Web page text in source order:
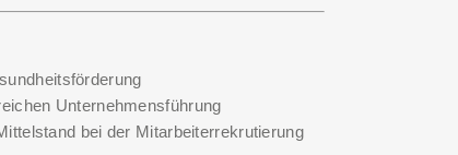
Unternehmensführung
bei der Mitarbeiterrekrutierung